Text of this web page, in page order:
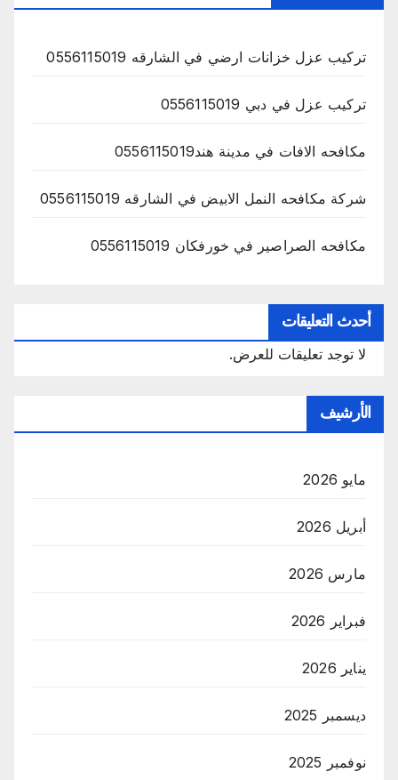
تركيب عزل خزانات ارضي في الشارقه 0556115019
تركيب عزل في دبي 0556115019
مكافحه الافات في مدينة هند0556115019
شركة مكافحه النمل الابيض في الشارقه 0556115019
مكافحه الصراصير في خورفكان 0556115019
أحدث التعليقات
لا توجد تعليقات للعرض.
الأرشيف
مايو 2026
أبريل 2026
مارس 2026
فبراير 2026
يناير 2026
ديسمبر 2025
نوفمبر 2025